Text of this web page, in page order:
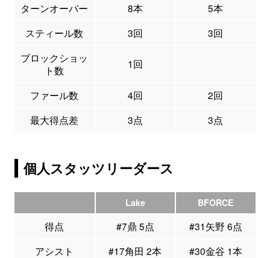
ターンオーバー
8本
5本
スティール数
3回
3回
ブロックショッ
ト数
1回
ファール数 4回
2回
最大得点差
3点 3点
個人スタッツリーダース
Lake BFORCE
得点 #7鼎 5点
#31矢野 6点
アシスト
#17角田 2本
#30金谷 1本